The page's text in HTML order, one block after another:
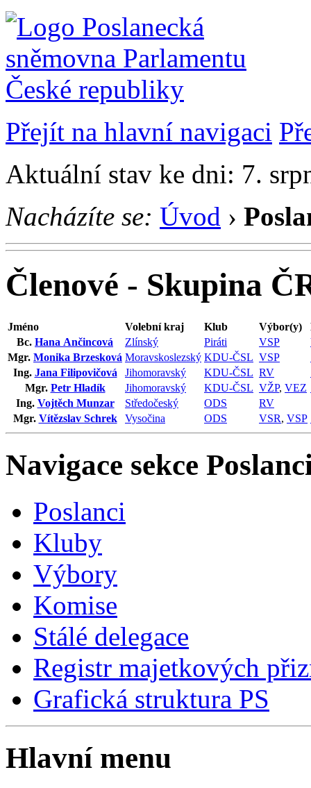
Přejít na hlavní navigaci
Aktuální stav ke dni: 7.
Nacházíte se: Úvod ›
Členové - Skupina
Jméno Volební kraj Klub Výbor(y)
Bc. Hana Ančincová Zlínský Piráti VSP
Mgr. Monika Brzesková Moravskoslezský KDU-ČSL VSP
Ing. Jana Filipovičová Jihomoravský KDU-ČSL RV
Mgr. Petr Hladík Jihomoravský KDU-ČSL VŽP, VEZ
Ing. Vojtěch Munzar Středočeský ODS
RV
Mgr. Vítězslav Schrek Vysočina ODS VSR, VSP
Navigace sekce
Poslanci
Kluby
Výbory
Komise
Stálé delegace
Registr majetkových
Grafická struktura PS
Hlavní menu